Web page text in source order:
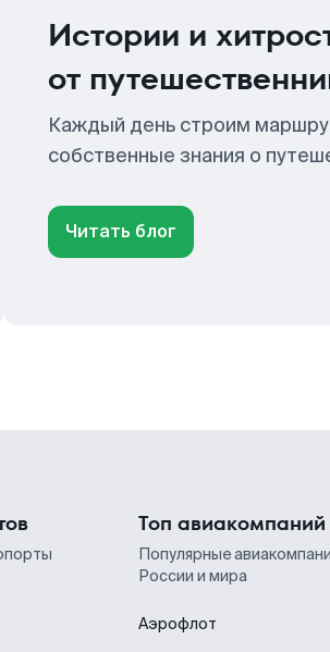
Истории и
от
Каждый день строим
собственные знания о
Читать блог
Топ авиакомпаний
Популярные
России и мира
Аэрофлот